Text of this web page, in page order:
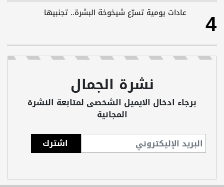
4 عادات يومية تسرّع شيخوخة البشرة.. تجنبيها
نشرة الجمال
برجاء ادخال الايميل الشخصى لمتابعة النشرة
المجانية